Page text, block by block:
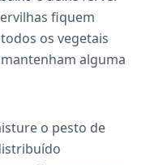
fiquem
os vegetais
alguma
o pesto de